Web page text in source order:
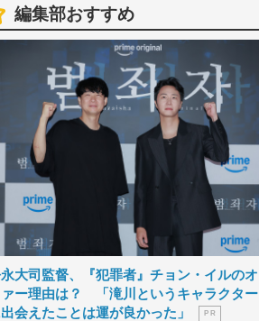
編集部おすすめ
大司監督、『犯罪者』チョン・イルのオ
ー理由は？ 「滝川というキャラクター
会えたことは運が良かった」
P R